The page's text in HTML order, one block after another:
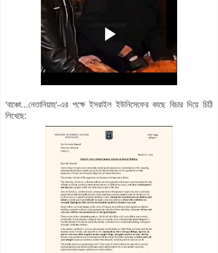
'বাঞ্চো...নেতানিয়াহু'-এর পক্ষে ইসরাইল ইউনিসেফের কাছে বিচার দিয়ে চিঠি
লিখেছে: